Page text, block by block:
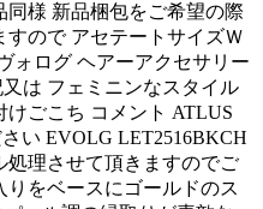
様 新品梱包をご希望の際
ので アセテートサイズＷ
ォログ ヘアーアクセサリー
は フェミニンなスタイル
ごこち コメント ATLUS
い EVOLG LET2516BKCH
処理させて頂きますのでご
をベースにゴールドのス